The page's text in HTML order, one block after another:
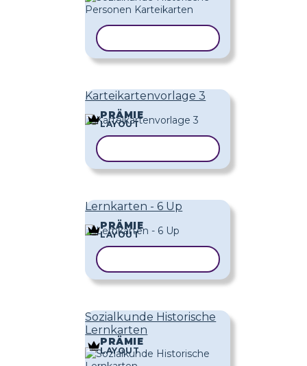
Karteikartenvorlage 3
PRÄMIE
LAYOUT
Lernkarten - 6 Up
PRÄMIE
LAYOUT
Sozialkunde Historische
Lernkarten
PRÄMIE
LAYOUT